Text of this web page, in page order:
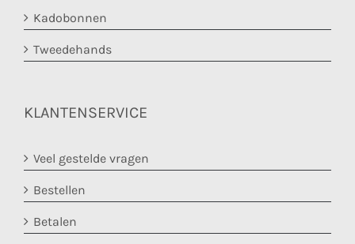
Kadobonnen
Tweedehands
KLANTENSERVICE
Veel gestelde vragen
Bestellen
Betalen